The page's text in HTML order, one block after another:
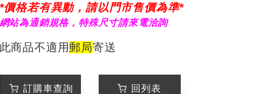
*價格若有異動，請以門市售價為準*
網站為通銷規格，特殊尺寸請來電洽詢
此商品不適用郵局寄送
訂購車查詢 回列表